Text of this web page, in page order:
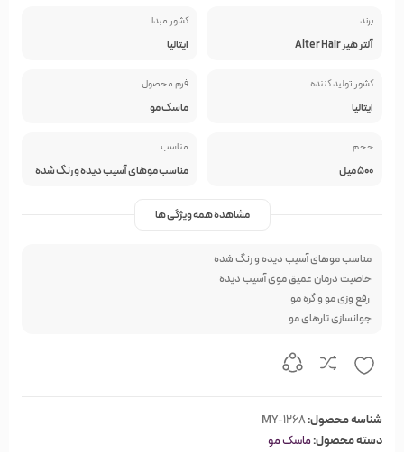
برند
آلتر هیر Alter Hair
کشور مبدا
ایتالیا
کشور تولید کننده
ایتالیا
فرم محصول
ماسک مو
حجم
500 میل
مناسب
مناسب موهای آسیب دیده و رنگ شده
مشاهده همه ویژگی ها
مناسب موهای آسیب دیده و رنگ شده
خاصیت درمان عمیق موی آسیب دیده
رفع وزی مو و گره مو
جوانسازی تارهای مو
شناسه محصول:MY-1268
دسته محصول:ماسک مو